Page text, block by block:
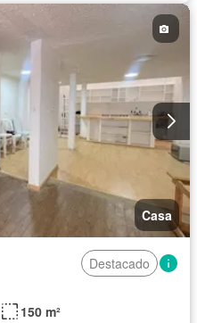
Casa
Destacado
150 m²